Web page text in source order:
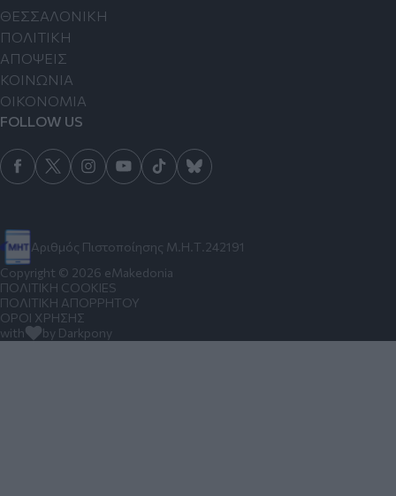
Αριθμός Πιστοποίησης Μ.Η.Τ.242191
ΘΕΣΣΑΛΟΝΙΚΗ
ΠΟΛΙΤΙΚΗ
ΑΠΟΨΕΙΣ
ΚΟΙΝΩΝΙΑ
ΟΙΚΟΝΟΜΙΑ
FOLLOW US
Copyright © 2026 eMakedonia
ΠΟΛΙΤΙΚΗ COOKIES
ΠΟΛΙΤΙΚΗ ΑΠΟΡΡΗΤΟΥ
ΟΡΟΙ ΧΡΗΣΗΣ
with
by Darkpony